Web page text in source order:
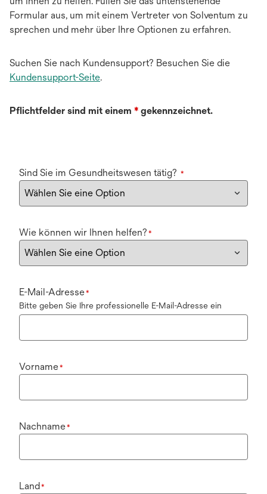
Formular aus, um mit einem Vertreter von Solventum zu
sprechen und mehr über Ihre Optionen zu erfahren.
Suchen Sie nach Kundensupport? Besuchen Sie die
Kundensupport-Seite.
Pflichtfelder sind mit einem * gekennzeichnet.
Sind Sie im Gesundheitswesen tätig? *
Wie können wir Ihnen helfen? *
E-Mail-Adresse*
Bitte geben Sie Ihre professionelle E-Mail-Adresse ein
Vorname*
Nachname*
Land*